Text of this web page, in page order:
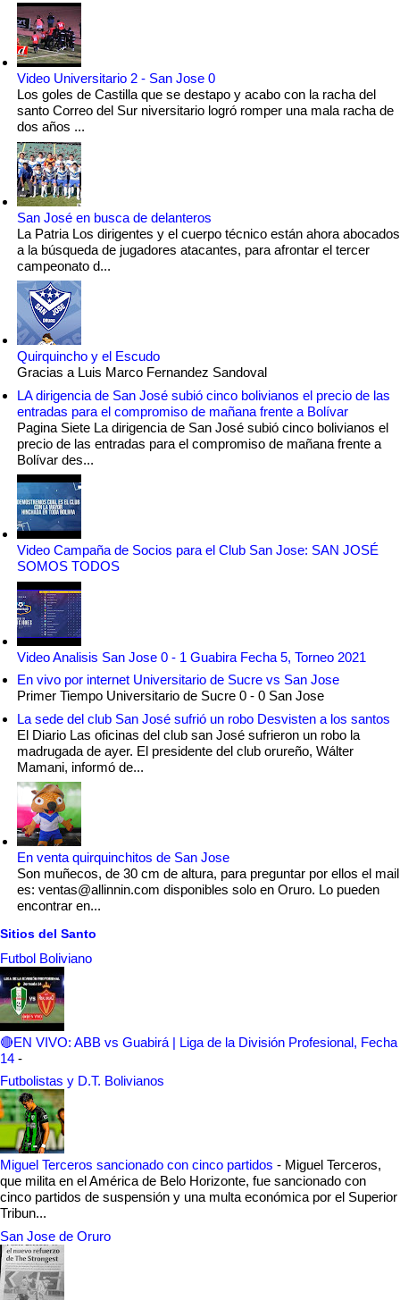
Video Universitario 2 - San Jose 0
Los goles de Castilla que se destapo y acabo con la racha del
santo Correo del Sur niversitario logró romper una mala racha de
dos años ...
San José en busca de delanteros
La Patria Los dirigentes y el cuerpo técnico están ahora abocados
a la búsqueda de jugadores atacantes, para afrontar el tercer
campeonato d...
Quirquincho y el Escudo
Gracias a Luis Marco Fernandez Sandoval
LA dirigencia de San José subió cinco bolivianos el precio de las
entradas para el compromiso de mañana frente a Bolívar
Pagina Siete La dirigencia de San José subió cinco bolivianos el
precio de las entradas para el compromiso de mañana frente a
Bolívar des...
Video Campaña de Socios para el Club San Jose: SAN JOSÉ
SOMOS TODOS
Video Analisis San Jose 0 - 1 Guabira Fecha 5, Torneo 2021
En vivo por internet Universitario de Sucre vs San Jose
Primer Tiempo Universitario de Sucre 0 - 0 San Jose
La sede del club San José sufrió un robo Desvisten a los santos
El Diario Las oficinas del club san José sufrieron un robo la
madrugada de ayer. El presidente del club orureño, Wálter
Mamani, informó de...
En venta quirquinchitos de San Jose
Son muñecos, de 30 cm de altura, para preguntar por ellos el mail
es: ventas@allinnin.com disponibles solo en Oruro. Lo pueden
encontrar en...
Sitios del Santo
Futbol Boliviano
🔴EN VIVO: ABB vs Guabirá | Liga de la División Profesional, Fecha
14 -
Futbolistas y D.T. Bolivianos
Miguel Terceros sancionado con cinco partidos - Miguel Terceros,
que milita en el América de Belo Horizonte, fue sancionado con
cinco partidos de suspensión y una multa económica por el Superior
Tribun...
San Jose de Oruro